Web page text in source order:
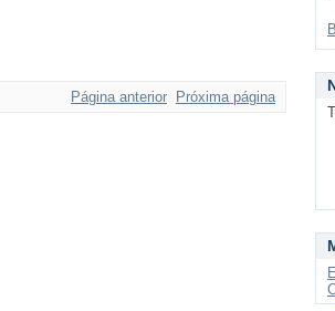
Página anterior Próxima página